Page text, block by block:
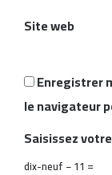
*
Site web
Enregistrer
le navigateur
Saisissez
dix-neuf − 11 =